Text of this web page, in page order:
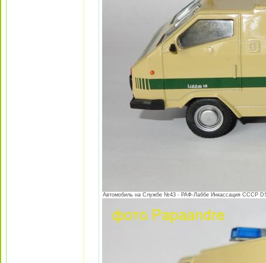
Автомобиль на Службе №43 - РАФ-Лаббе Инкассация СССР